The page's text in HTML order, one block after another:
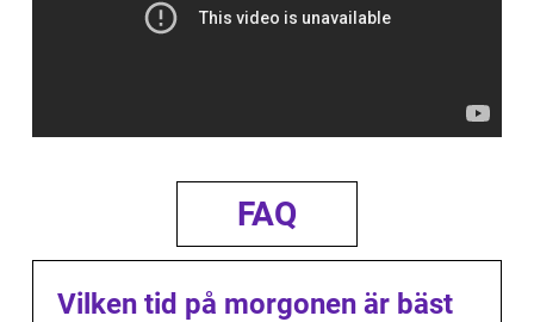
FAQ
Vilken tid på morgonen är bäst